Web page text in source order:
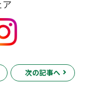
次の記事へ